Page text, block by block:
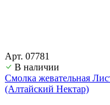
Арт. 07781
В наличии
Смолка жевательная
(Алтайский Нектар)